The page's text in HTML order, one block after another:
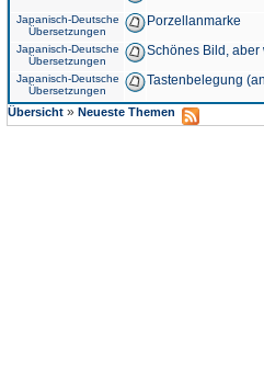
Japanisch-Deutsche
Übersetzungen
Porzellanmarke
Japanisch-Deutsche
Übersetzungen
Schönes Bild, aber
Japanisch-Deutsche
Übersetzungen
Tastenbelegung
Übersicht » Neueste Themen